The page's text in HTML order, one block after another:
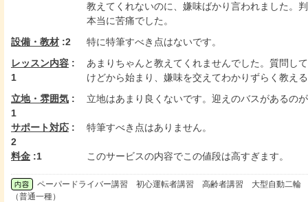
教えてくれないのに、嫌味ばかり言われました。
本当に苦痛でした。
設備・教材 :2
特に特筆すべき点はないです。
レッスン内容 :
1
あまりちゃんと教えてくれませんでした。質問し
けどから始まり、嫌味を交えてわかりずらく教え
立地・雰囲気 :
1
立地はあまり良くないです。迎えのバスがあるの
サポート対応 :
2
特筆すべき点はありません。
料金 :1 このサービスの内容でこの値段は高すぎます。
ペーパードライバー講習 初心運転者講習 高齢者講習 大型自動二
（普通一種）